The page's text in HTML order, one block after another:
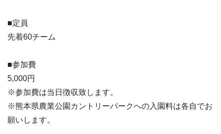
■定員
先着60チーム
■参加費
5,000円
※参加費は当日徴収致します。
※熊本県農業公園カントリーパークへの入園料は各自でお
願いします。